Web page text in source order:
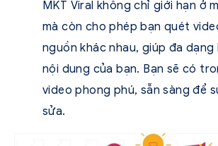
MKT Viral không chỉ giới hạn ở
mà còn cho phép bạn quét
nguồn khác nhau, giúp đa
nội dung của bạn. Bạn sẽ có
video phong phú, sẵn sàng để
sửa.